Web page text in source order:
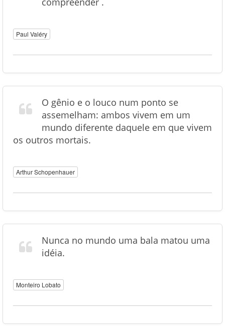
Paul Valéry
O gênio e o louco num ponto se
assemelham: ambos vivem em um
mundo diferente daquele em que vivem
os outros mortais.
Arthur Schopenhauer
Nunca no mundo uma bala matou uma
idéia.
Monteiro Lobato